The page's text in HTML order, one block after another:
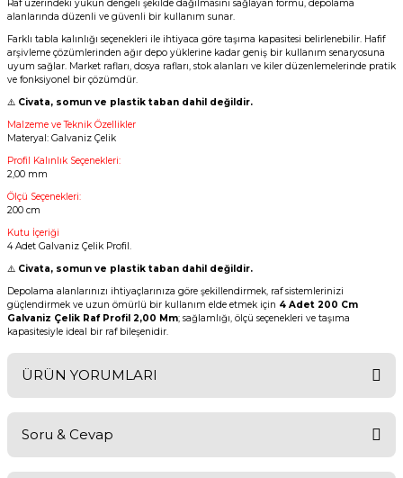
Raf üzerindeki yükün dengeli şekilde dağılmasını sağlayan formu, depolama
alanlarında düzenli ve güvenli bir kullanım sunar.
Farklı tabla kalınlığı seçenekleri ile ihtiyaca göre taşıma kapasitesi belirlenebilir. Hafif
arşivleme çözümlerinden ağır depo yüklerine kadar geniş bir kullanım senaryosuna
uyum sağlar. Market rafları, dosya rafları, stok alanları ve kiler düzenlemelerinde pratik
ve fonksiyonel bir çözümdür.
⚠️ Civata, somun ve plastik taban dahil değildir.
Malzeme ve Teknik Özellikler
Materyal: Galvaniz Çelik
Profil Kalınlık Seçenekleri:
2,00 mm
Ölçü Seçenekleri:
200 cm
Kutu İçeriği
4 Adet Galvaniz Çelik Profil.
⚠️ Civata, somun ve plastik taban dahil değildir.
Depolama alanlarınızı ihtiyaçlarınıza göre şekillendirmek, raf sistemlerinizi
güçlendirmek ve uzun ömürlü bir kullanım elde etmek için 4 Adet 200 Cm
Galvaniz Çelik Raf Profil 2,00 Mm; sağlamlığı, ölçü seçenekleri ve taşıma
kapasitesiyle ideal bir raf bileşenidir.
ÜRÜN YORUMLARI
Soru & Cevap